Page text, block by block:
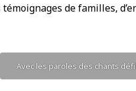
de familles,
Avec les paroles des chants